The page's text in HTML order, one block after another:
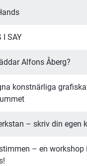
I SAY
Alfons Åberg?
konstnärliga
– skriv din egen
– en workshop